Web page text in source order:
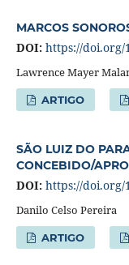
MARCOS
DOI: https://doi.org/
Lawrence Mayer
ARTIGO
SÃO LUIZ DO
CONCEBIDO/
DOI: https://doi.org/
Danilo Celso Pereira
ARTIGO